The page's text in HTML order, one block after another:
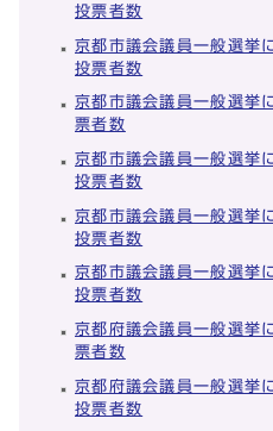
投票者数
京都市議会議員一般選挙
投票者数
京都市議会議員一般選挙
票者数
京都市議会議員一般選挙
投票者数
京都市議会議員一般選挙
投票者数
京都市議会議員一般選挙
投票者数
京都府議会議員一般選挙
票者数
京都府議会議員一般選挙
投票者数